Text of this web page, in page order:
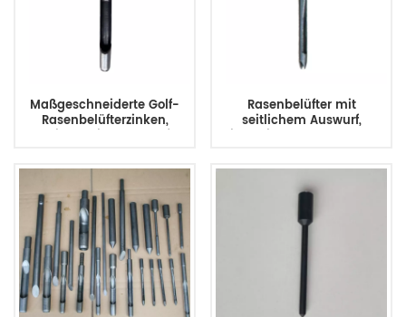
Maßgeschneiderte Golf-
Rasenbelüfterzinken,
solider Seitenauswurf,
Rasenbelüfter mit
seitlichem Auswurf,
Kriegerzinken, 9,5 mm MT x